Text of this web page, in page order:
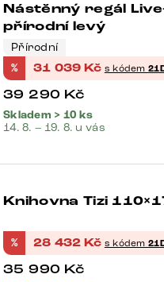
Nástěnný regál
přírodní levý
Přírodní
% 31 039 Kč s kódem
39 290 Kč
Skladem > 10 ks
14. 8. – 19. 8. u vás
Knihovna Tizi
% 28 432 Kč s kódem
35 990 Kč